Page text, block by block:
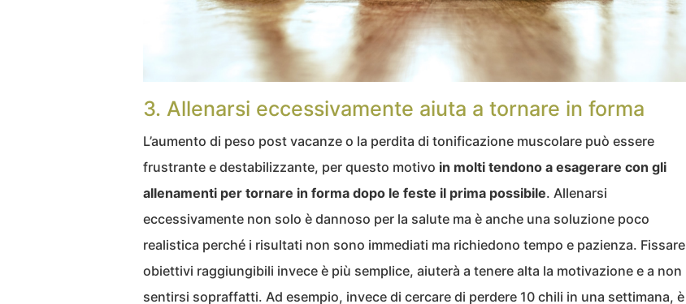
3. Allenarsi eccessivamente aiuta a tornare in forma
L’aumento di peso post vacanze o la perdita di tonificazione muscolare può essere
frustrante e destabilizzante, per questo motivo in molti tendono a esagerare con gli
allenamenti per tornare in forma dopo le feste il prima possibile. Allenarsi
eccessivamente non solo è dannoso per la salute ma è anche una soluzione poco
realistica perché i risultati non sono immediati ma richiedono tempo e pazienza. Fissare
obiettivi raggiungibili invece è più semplice, aiuterà a tenere alta la motivazione e a non
sentirsi sopraffatti. Ad esempio, invece di cercare di perdere 10 chili in una settimana, è